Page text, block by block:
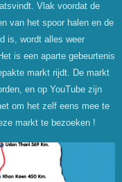
Vlak voordat de
van het spoor halen en de
is, wordt alles weer
is een aparte gebeurtenis
markt rijdt. De markt
en op YouTube zijn
om het zelf eens mee te
markt te bezoeken !